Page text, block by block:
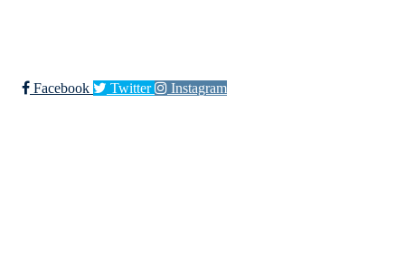
Facebook Twitter Instagram